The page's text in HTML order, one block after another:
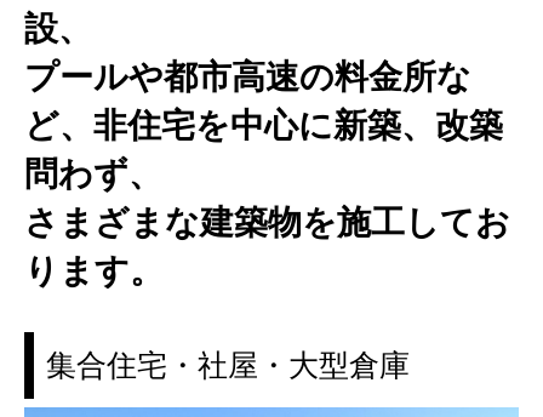
設、
プールや都市高速の料金所な
ど、非住宅を中心に新築、改築
問わず、
さまざまな建築物を施工してお
ります。
集合住宅・社屋・大型倉庫